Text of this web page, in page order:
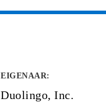
EIGENAAR:
Duolingo, Inc.